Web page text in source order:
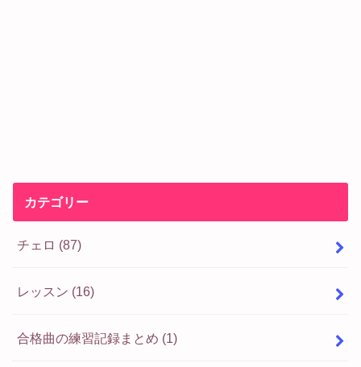
カテゴリー
チェロ (87)
レッスン (16)
合格曲の練習記録まとめ (1)